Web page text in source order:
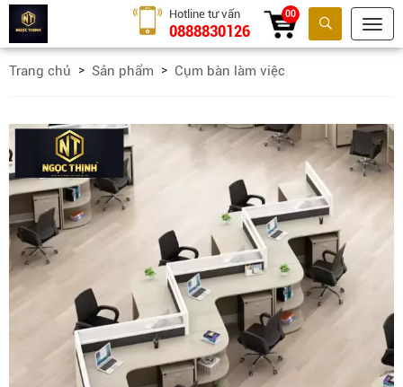
Tìm kiếm
Hotline tư vấn
0888830126
00
Trang chủ Sản phẩm Cụm bàn làm việc